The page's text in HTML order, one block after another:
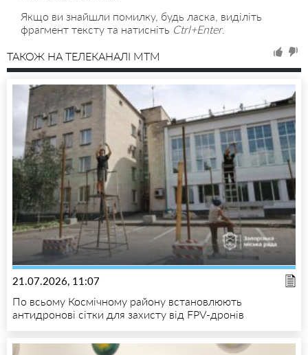
Якщо ви знайшли помилку, будь ласка, виділіть
фрагмент тексту та натисніть Ctrl+Enter.
ТАКОЖ НА ТЕЛЕКАНАЛІ MTM
21.07.2026, 11:07
По всьому Космічному району встановлюють
антидронові сітки для захисту від FPV-дронів